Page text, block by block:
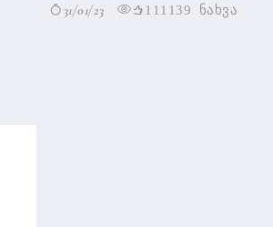
31/01/23 111139 ნახვა